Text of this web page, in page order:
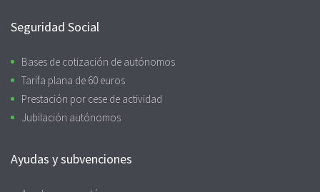
Seguridad Social
Bases de cotización de autónomos
Tarifa plana de 60 euros
Prestación por cese de actividad
Jubilación autónomos
Ayudas y subvenciones